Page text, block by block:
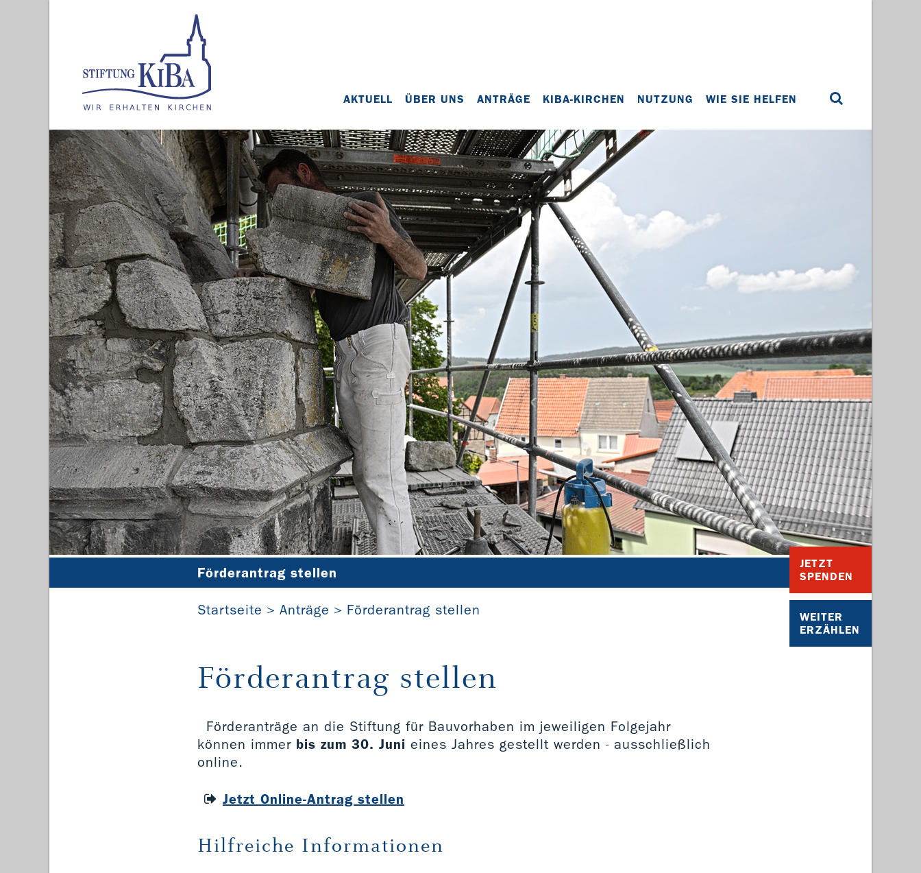
AKTUELL ÜBER UNS ANTRÄGE KIBA-KIRCHEN NUTZUNG WIE SIE HELFEN
JETZT
SPENDEN
WEITER
ERZÄHLEN
Förderantrag stellen
Startseite Anträge Förderantrag stellen
Förderantrag stellen
Förderanträge an die Stiftung für Bauvorhaben im jeweiligen Folgejahr
können immer bis zum 30. Juni eines Jahres gestellt werden - ausschließlich
online.
Jetzt Online-Antrag stellen
Hilfreiche Informationen